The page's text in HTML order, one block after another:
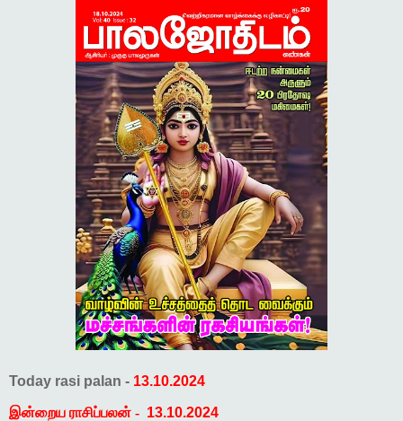
Today rasi palan - 13.10.2024
இன்றைய ராசிப்பலன் - 13.10.2024